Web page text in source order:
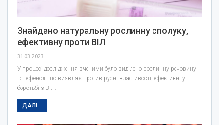
Знайдено натуральну рослинну сполуку,
ефективну проти ВІЛ
31.03.2023
У процесі дослідження вченими було виділено рослинну речовину
гопефенол, що виявляє противірусні властивості, ефективні у
боротьбі з ВІЛ.
ДАЛІ...